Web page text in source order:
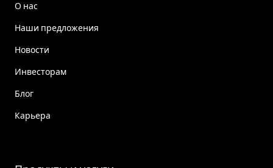
О нас
Наши предложения
Новости
Инвесторам
Блог
Карьера